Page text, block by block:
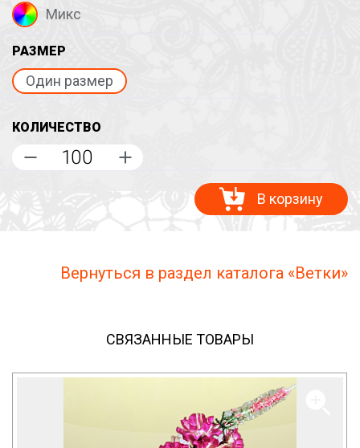
Микс
РАЗМЕР
Один размер
КОЛИЧЕСТВО
В корзину
Вернуться в раздел каталога «Ветки»
СВЯЗАННЫЕ ТОВАРЫ